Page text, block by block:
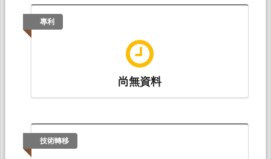
ション ―「内なる国際化」が進む日本で高等教
育機関は何を求められているか―. In 梁安
玉 (Ed.),
(pp. 110-132). : 株式会社明石書店.(ISBN：
978-4-7503-5051-6)
專利
尚無資料
技術轉移